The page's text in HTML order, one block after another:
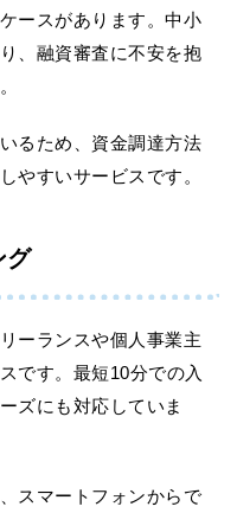
ースがあります。中小
、融資審査に不安を抱
るため、資金調達方法
やすいサービスです。
グ
ーランスや個人事業主
です。最短10分での入
ズにも対応していま
スマートフォンからで